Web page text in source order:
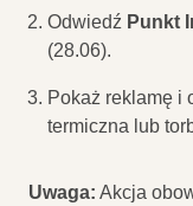
Odwiedź Punkt
(28.06).
Pokaż reklamę i
termiczna lub
Uwaga: Akcja